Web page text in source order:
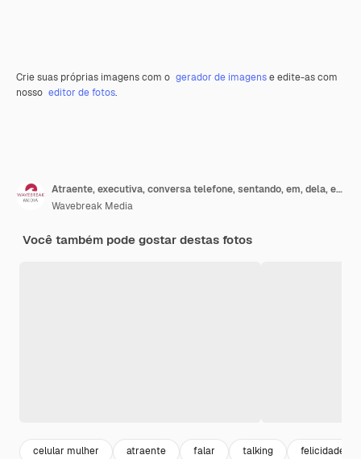
Crie suas próprias imagens com o gerador de imagense edite-as com
nosso editor de fotos.
Atraente, executiva, conversa telefone, sentando, em, dela, escritório
Wavebreak Media
Você também pode gostar destas fotos
celular mulher atraente falar talking felicidade